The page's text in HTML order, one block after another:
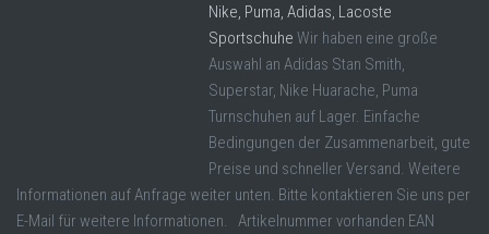
Nike, Puma, Adidas, Lacoste
Sportschuhe Wir haben eine große
Auswahl an Adidas Stan Smith,
Superstar, Nike Huarache, Puma
Turnschuhen auf Lager. Einfache
Bedingungen der Zusammenarbeit, gute
Preise und schneller Versand. Weitere
Informationen auf Anfrage weiter unten. Bitte kontaktieren Sie uns per
E-Mail für weitere Informationen. Artikelnummer vorhanden EAN